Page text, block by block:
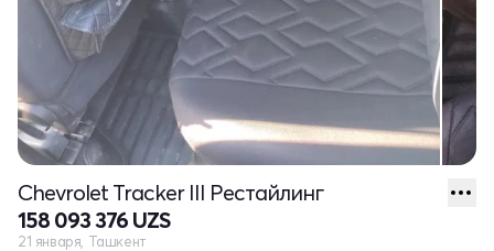
Chevrolet Tracker III Рестайлинг
158 093 376 UZS
21 января, Ташкент